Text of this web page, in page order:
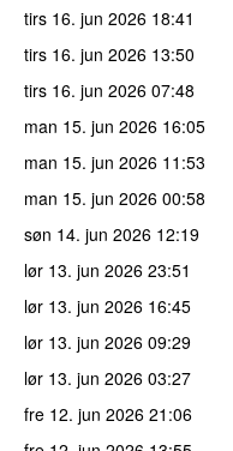
tirs 16. jun 2026 18:41
tirs 16. jun 2026 13:50
tirs 16. jun 2026 07:48
man 15. jun 2026 16:05
man 15. jun 2026 11:53
man 15. jun 2026 00:58
søn 14. jun 2026 12:19
lør 13. jun 2026 23:51
lør 13. jun 2026 16:45
lør 13. jun 2026 09:29
lør 13. jun 2026 03:27
fre 12. jun 2026 21:06